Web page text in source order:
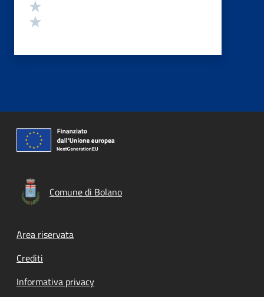
Comune di Bolano
Footer menu
Area riservata
Crediti
Informativa privacy